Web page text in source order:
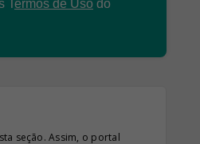
Termos de Uso do
seção. Assim, o portal